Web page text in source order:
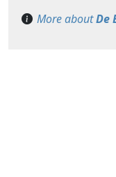
More aboutDe